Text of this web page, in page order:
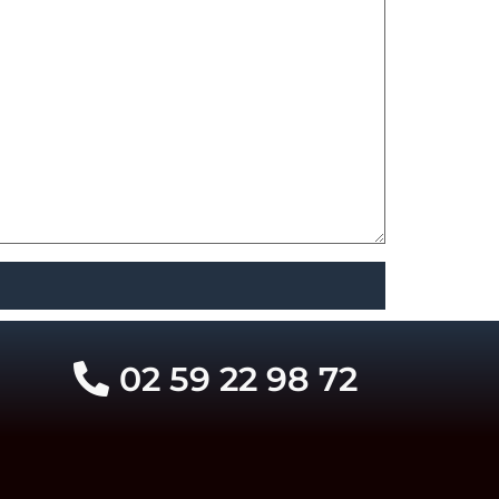
02 59 22 98 72